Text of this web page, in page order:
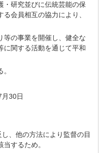
究並びに伝統芸能の保
会員相互の協力により、
事業を開催し、健全な
に関する活動を通じて平和
30日
、他の方法により監督の目
するため。